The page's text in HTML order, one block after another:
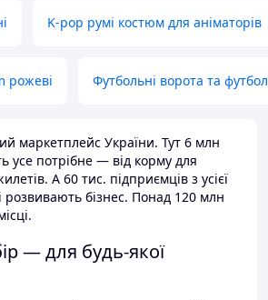
K-pop румі костюм для аніматорів
рожеві Футбольні ворота та
маркетплейс України. Тут 6 млн
усе потрібне — від корму для
А 60 тис. підприємців з усієї
розвивають бізнес. Понад 120 млн
— для будь-якої